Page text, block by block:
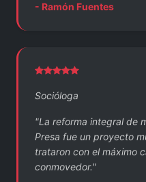
- Ramón Fuentes
Socióloga
"La reforma integral de
Presa fue un proyecto
trataron con el máximo
conmovedor."